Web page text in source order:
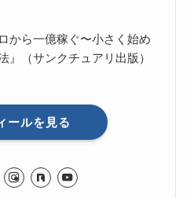
から一億稼ぐ〜小さく始め
』（サンクチュアリ出版）
ールを見る